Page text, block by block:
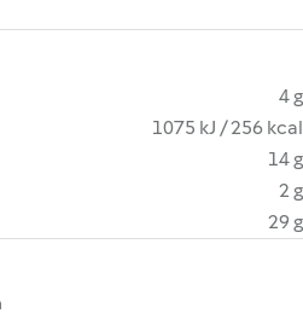
4 g
1075 kJ / 256 kcal
14 g
2 g
29 g